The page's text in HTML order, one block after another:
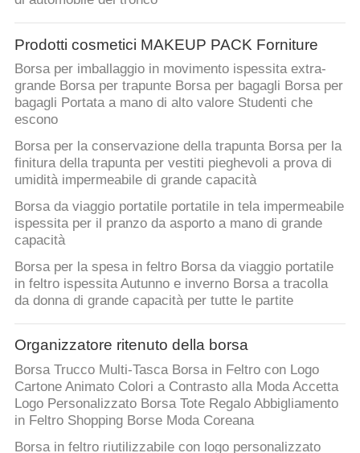
Prodotti cosmetici MAKEUP PACK Forniture
Borsa per imballaggio in movimento ispessita extra-
grande Borsa per trapunte Borsa per bagagli Borsa per
bagagli Portata a mano di alto valore Studenti che
escono
Borsa per la conservazione della trapunta Borsa per la
finitura della trapunta per vestiti pieghevoli a prova di
umidità impermeabile di grande capacità
Borsa da viaggio portatile portatile in tela impermeabile
ispessita per il pranzo da asporto a mano di grande
capacità
Borsa per la spesa in feltro Borsa da viaggio portatile
in feltro ispessita Autunno e inverno Borsa a tracolla
da donna di grande capacità per tutte le partite
Organizzatore ritenuto della borsa
Borsa Trucco Multi-Tasca Borsa in Feltro con Logo
Cartone Animato Colori a Contrasto alla Moda Accetta
Logo Personalizzato Borsa Tote Regalo Abbigliamento
in Feltro Shopping Borse Moda Coreana
Borsa in feltro riutilizzabile con logo personalizzato